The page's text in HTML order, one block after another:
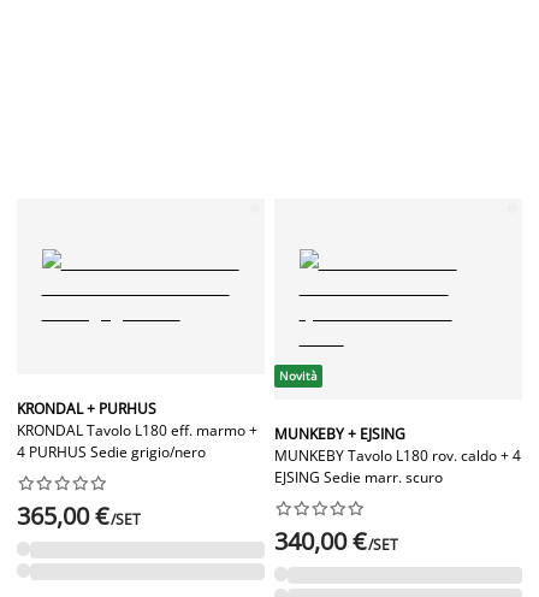
KRONDAL + PURHUS
KRONDAL Tavolo L180 eff. marmo +
4 PURHUS Sedie grigio/nero






365,00 €/SET
Novità
MUNKEBY + EJSING
MUNKEBY Tavolo L180 rov. caldo + 4
EJSING Sedie marr. scuro






340,00 €/SET